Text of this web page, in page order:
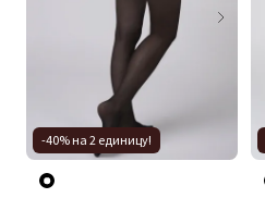
-40% на 2 единицу!